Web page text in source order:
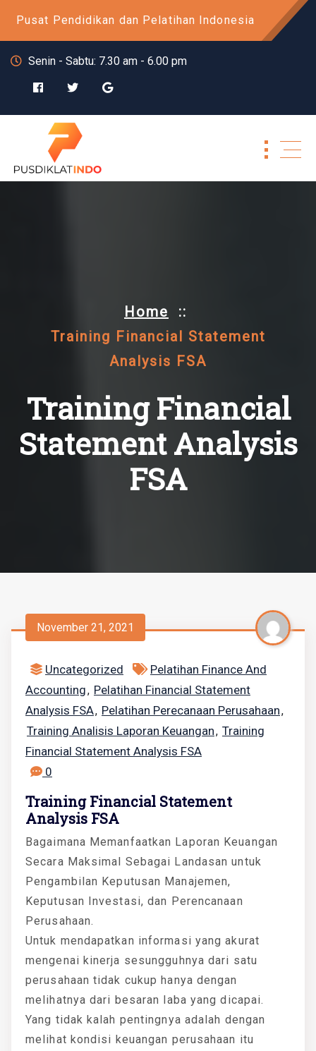
Pusat Pendidikan dan Pelatihan Indonesia
Senin - Sabtu: 7.30 am - 6.00 pm
Home ::
Training Financial Statement
Analysis FSA
Training Financial
Statement Analysis
FSA
November 21, 2021
Uncategorized
Pelatihan Finance And
Accounting, Pelatihan Financial Statement
Analysis FSA, Pelatihan Perecanaan Perusahaan,
Training Analisis Laporan Keuangan, Training
Financial Statement Analysis FSA
0
Training Financial Statement
Analysis FSA
Bagaimana Memanfaatkan Laporan Keuangan
Secara Maksimal Sebagai Landasan untuk
Pengambilan Keputusan Manajemen,
Keputusan Investasi, dan Perencanaan
Perusahaan.
Untuk mendapatkan informasi yang akurat
mengenai kinerja sesungguhnya dari satu
perusahaan tidak cukup hanya dengan
melihatnya dari besaran laba yang dicapai.
Yang tidak kalah pentingnya adalah dengan
melihat kondisi keuangan perusahaan itu